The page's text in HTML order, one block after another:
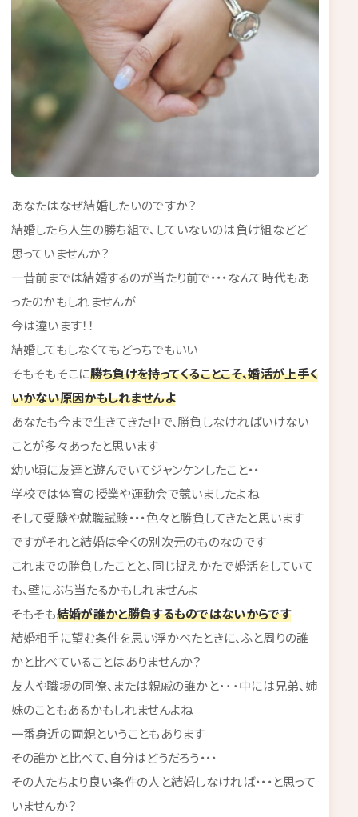
あなたはなぜ結婚したいのですか？
結婚したら人生の勝ち組で、していないのは負け組などど
思っていませんか？
一昔前までは結婚するのが当たり前で・・・なんて時代もあ
ったのかもしれませんが
今は違います！！
結婚してもしなくてもどっちでもいい
そもそもそこに勝ち負けを持ってくることこそ、婚活が上手く
いかない原因かもしれませんよ
あなたも今まで生きてきた中で、勝負しなければいけない
ことが多々あったと思います
幼い頃に友達と遊んでいてジャンケンしたこと・・
学校では体育の授業や運動会で競いましたよね
そして受験や就職試験・・・色々と勝負してきたと思います
ですがそれと結婚は全くの別次元のものなのです
これまでの勝負したことと、同じ捉えかたで婚活をしていて
も、壁にぶち当たるかもしれませんよ
そもそも結婚が誰かと勝負するものではないからです
結婚相手に望む条件を思い浮かべたときに、ふと周りの誰
かと比べていることはありませんか？
友人や職場の同僚、または親戚の誰かと･･･中には兄弟、姉
妹のこともあるかもしれませんよね
一番身近の両親ということもあります
その誰かと比べて、自分はどうだろう・・・
その人たちより良い条件の人と結婚しなければ・・・と思って
いませんか？